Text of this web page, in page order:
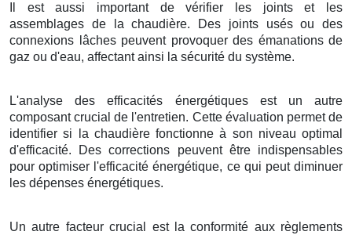
Il est aussi important de vérifier les joints et les
assemblages de la chaudière. Des joints usés ou des
connexions lâches peuvent provoquer des émanations de
gaz ou d'eau, affectant ainsi la sécurité du système.
L'analyse des efficacités énergétiques est un autre
composant crucial de l'entretien. Cette évaluation permet de
identifier si la chaudière fonctionne à son niveau optimal
d'efficacité. Des corrections peuvent être indispensables
pour optimiser l'efficacité énergétique, ce qui peut diminuer
les dépenses énergétiques.
Un autre facteur crucial est la conformité aux règlements